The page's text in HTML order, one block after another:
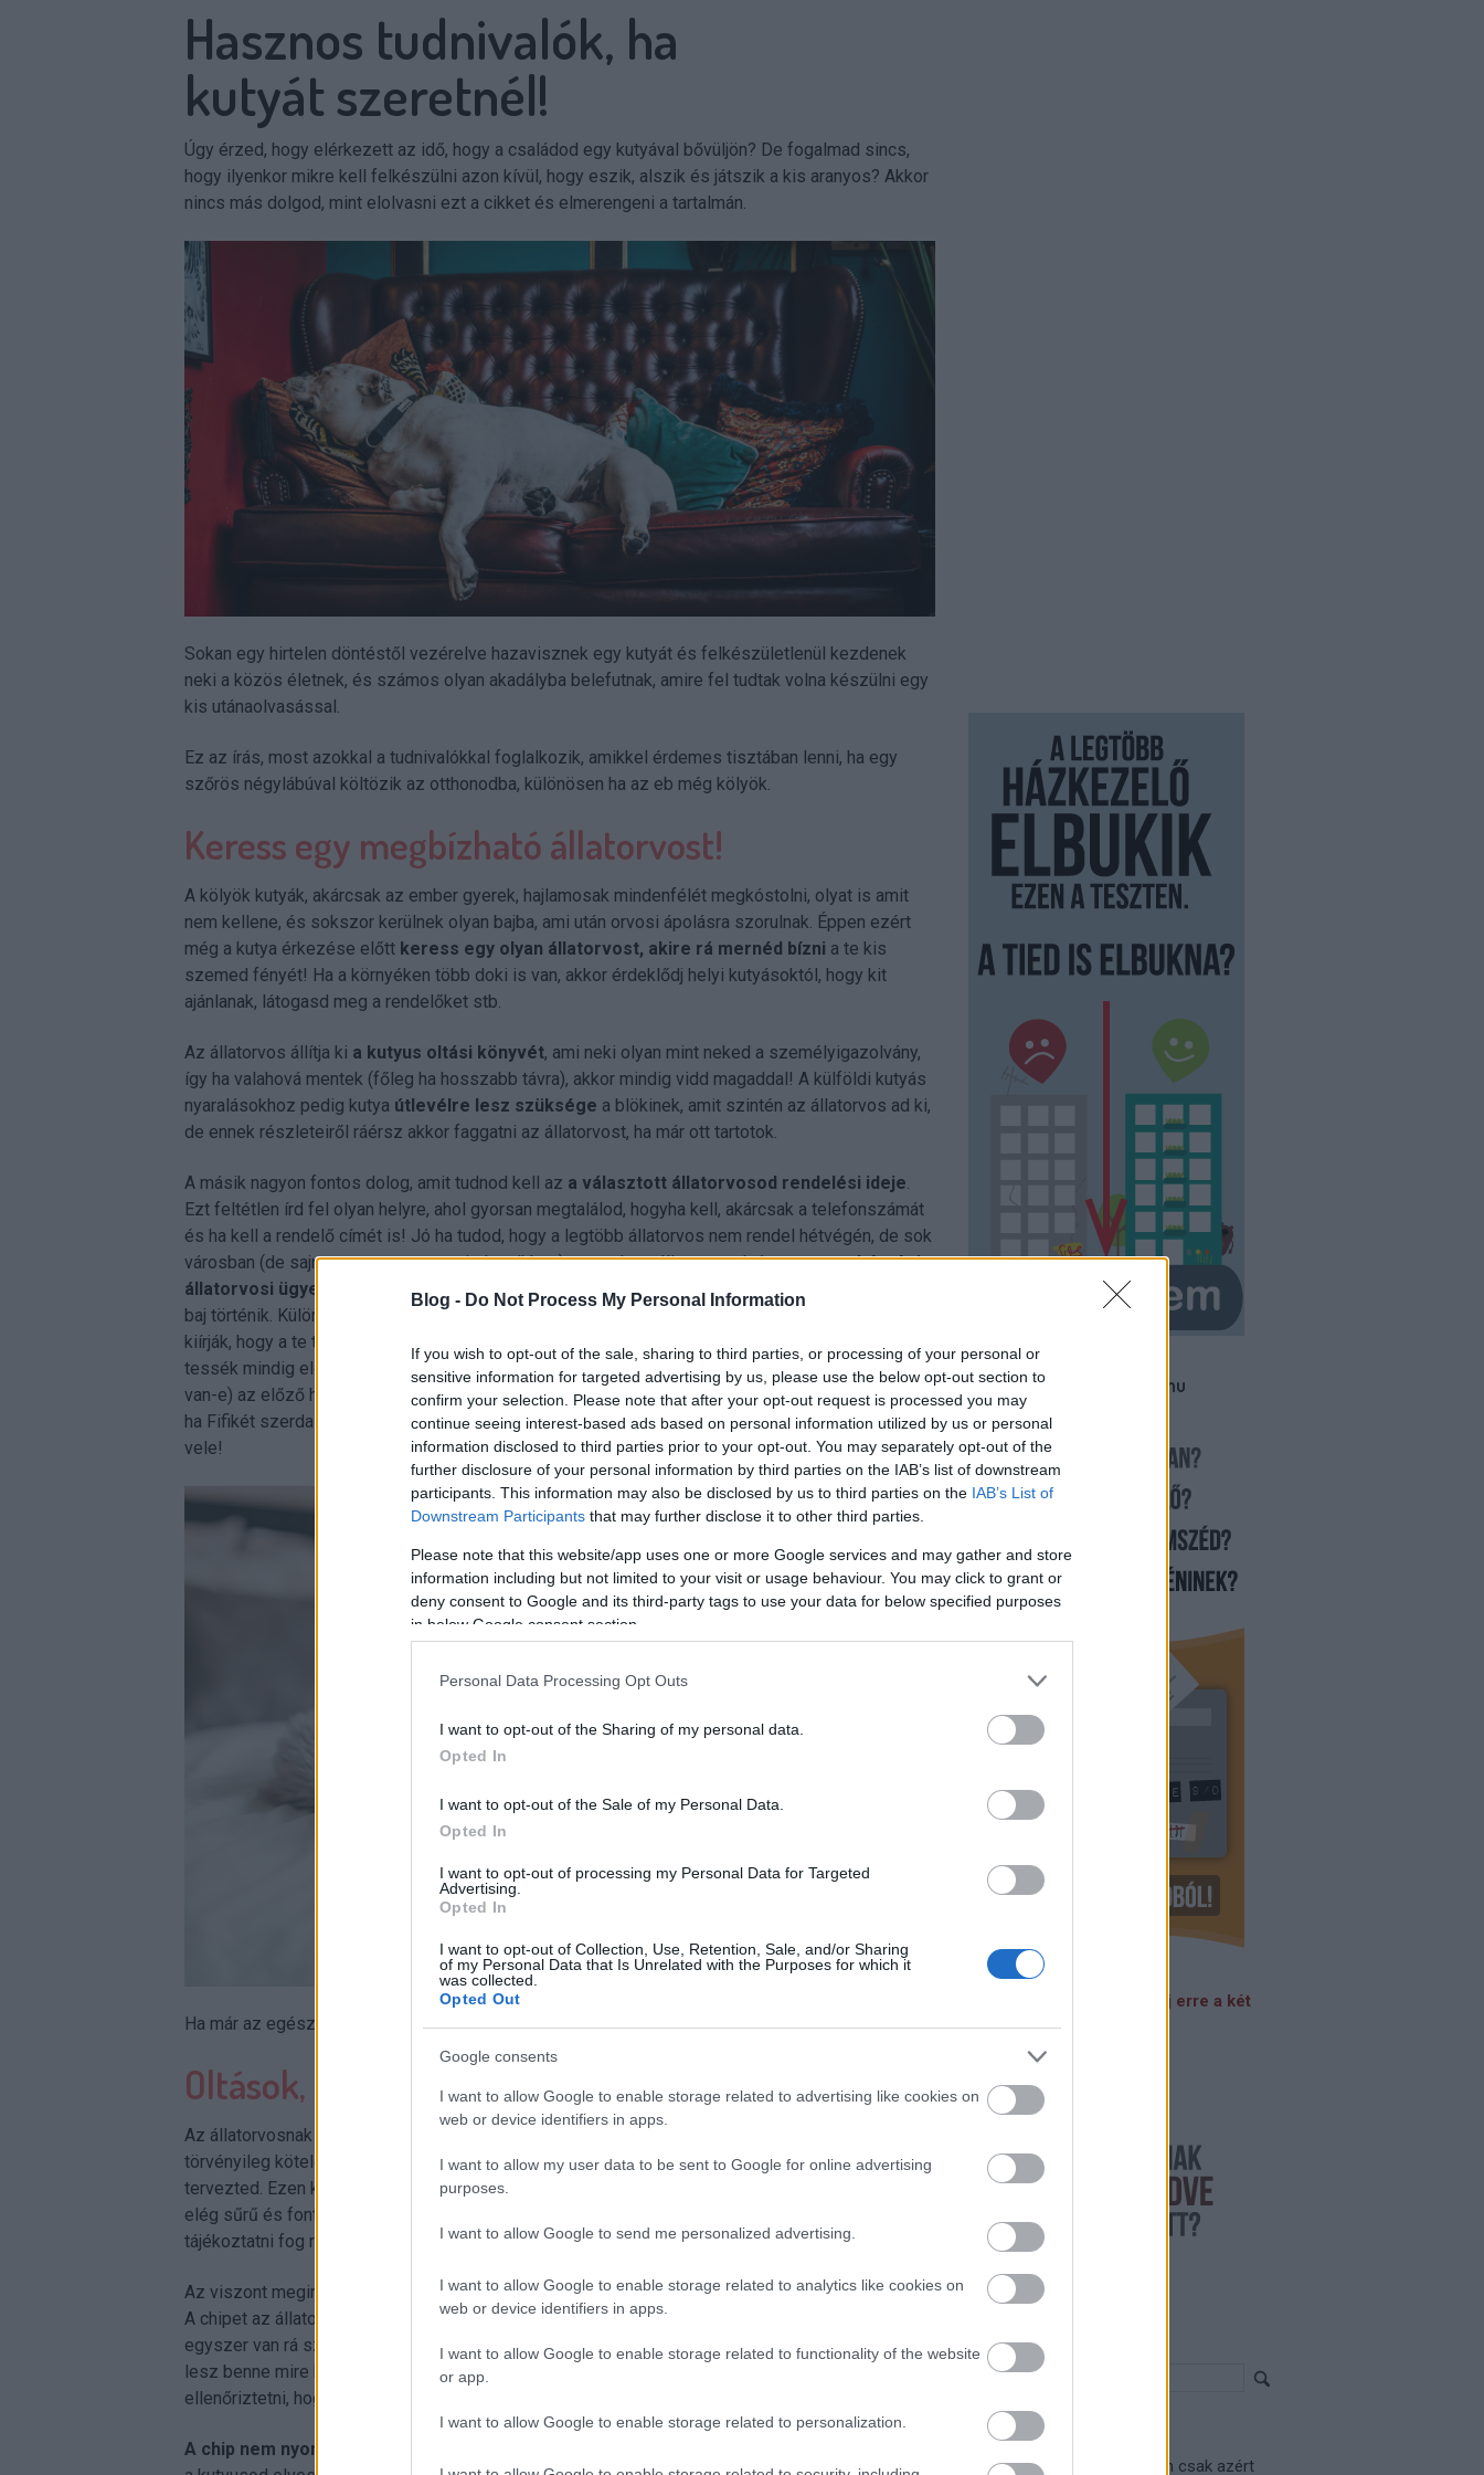
Blog - Do Not Process My Personal Information
If you wish to opt-out of the sale, sharing to third parties, or processing of your personal or
sensitive information for targeted advertising by us, please use the below opt-out section to
confirm your selection. Please note that after your opt-out request is processed you may
continue seeing interest-based ads based on personal information utilized by us or personal
information disclosed to third parties prior to your opt-out. You may separately opt-out of the
further disclosure of your personal information by third parties on the IAB’s list of downstream
participants. This information may also be disclosed by us to third parties on the IAB’s List of
Downstream Participants that may further disclose it to other third parties.
Please note that this website/app uses one or more Google services and may gather and store
information including but not limited to your visit or usage behaviour. You may click to grant or
deny consent to Google and its third-party tags to use your data for below specified purposes
in below Google consent section.
Personal Data Processing Opt Outs
I want to opt-out of the Sharing of my personal data.
Opted In
I want to opt-out of the Sale of my Personal Data.
Opted In
I want to opt-out of processing my Personal Data for Targeted
Advertising.
Opted In
I want to opt-out of Collection, Use, Retention, Sale, and/or Sharing
of my Personal Data that Is Unrelated with the Purposes for which it
was collected.
Opted Out
Google consents
I want to allow Google to enable storage related to advertising like cookies on
web or device identifiers in apps.
I want to allow my user data to be sent to Google for online advertising
purposes.
I want to allow Google to send me personalized advertising.
I want to allow Google to enable storage related to analytics like cookies on
web or device identifiers in apps.
I want to allow Google to enable storage related to functionality of the website
or app.
I want to allow Google to enable storage related to personalization.
Hasznos tudnivalók, ha
kutyát szeretnél!
Úgy érzed, hogy elérkezett az idő, hogy a családod egy kutyával bővüljön? De fogalmad sincs,
hogy ilyenkor mikre kell felkészülni azon kívül, hogy eszik, alszik és játszik a kis aranyos? Akkor
nincs más dolgod, mint elolvasni ezt a cikket és elmerengeni a tartalmán.
Sokan egy hirtelen döntéstől vezérelve hazavisznek egy kutyát és felkészületlenül kezdenek
neki a közös életnek, és számos olyan akadályba belefutnak, amire fel tudtak volna készülni egy
kis utánaolvasással.
Ez az írás, most azokkal a tudnivalókkal foglalkozik, amikkel érdemes tisztában lenni, ha egy
szőrös négylábúval költözik az otthonodba, különösen ha az eb még kölyök.
Keress egy megbízható állatorvost!
A kölyök kutyák, akárcsak az ember gyerek, hajlamosak mindenfélét megkóstolni, olyat is amit
nem kellene, és sokszor kerülnek olyan bajba, ami után orvosi ápolásra szorulnak. Éppen ezért
még a kutya érkezése előtt keress egy olyan állatorvost, akire rá mernéd bízni a te kis
szemed fényét! Ha a környéken több doki is van, akkor érdeklődj helyi kutyásoktól, hogy kit
ajánlanak, látogasd meg a rendelőket stb.
Az állatorvos állítja ki a kutyus oltási könyvét, ami neki olyan mint neked a személyigazolvány,
így ha valahová mentek (főleg ha hosszabb távra), akkor mindig vidd magaddal! A külföldi kutyás
nyaralásokhoz pedig kutya útlevélre lesz szüksége a blökinek, amit szintén az állatorvos ad ki,
de ennek részleteiről ráérsz akkor faggatni az állatorvost, ha már ott tartotok.
A másik nagyon fontos dolog, amit tudnod kell az a választott állatorvosod rendelési ideje.
Ezt feltétlen írd fel olyan helyre, ahol gyorsan megtalálod, hogyha kell, akárcsak a telefonszámát
és ha kell a rendelő címét is! Jó ha tudod, hogy a legtöbb állatorvos nem rendel hétvégén, de sok
városban (de sajnos messze nem mindegyikben) tartanak az állatorvosok úgynevezetthétvégi
állatorvosi ügyelet
et. Ilyenkor sürgős, vészhelyzeti esetben hozzájuk kell fordulni, ha hirtelen
baj történik. Különböző kutyás facebook csoportok, weboldalak, menhelyek honlapjai stb. is
kiírják, hogy a te településed környékén kik vannak ügyeletben, de ha nagy a baj nincs arra időd,
tessék mindig előtte lecsekkolni például
itt. Több nagyvárosban (kérdezd rá, hogy nálatok is így
van-e) az előző hétvégi ügyeletes van szolgálatban a következő hétköznapok éjszakin. Magyarul
ha Fifikét szerda éjfélkor elütötte az autó, akkor az előző hétvégi ügyeletesdokihoz kell rohanni
vele!
Ha már az egészségügyi dolgoknál tartunk, folytassuk is azzal.
Oltások, chip rendben van?
Az állatorvosnak évente be kell oltani a kutyát a kötelező veszettség elleni vakcinával
törvényileg kötelező, így nem szabad kibújni alóla, de mint felelős gazdi gondolom te sem
tervezted. Ezen kívül még nagyon sok fajta védőoltást lehet kérni, és kölyökori oltási program is
elég sűrű és fontos betartani az előírt időpontokat, de erről majd a korábban váltasztott doki
tájékoztatni fog részletesen.
Az viszont megint egy fontos, hogya kutyákba ültetendő mikrochip alapjaival tisztában legyél!
A chipet az állatorvos helyezi a kutya bőre alá, amit törvény ír elő. 3500 Ft-ba kerül és egyetlen
egyszer van rá szükség, ha tenyésztőtől vagy menhelyről lesz a kölyök kutyád, akkor már biztos
lesz benne mire hozzád kerül. A chip állat élete végig működni fog, de néhány évente azért jó
ellenőriztetni, hogy minden ok vele a biztonság kedvéért.
A chip nem nyomkövető, nem tudja megmondani, hogy jól jár a kutyád!
hello@hazmestermedve.hu
Panelben laksz? Válaszolj erre a két
Keresés
Friss topikok
Ramadan: Vagy egyszerűen csak azért